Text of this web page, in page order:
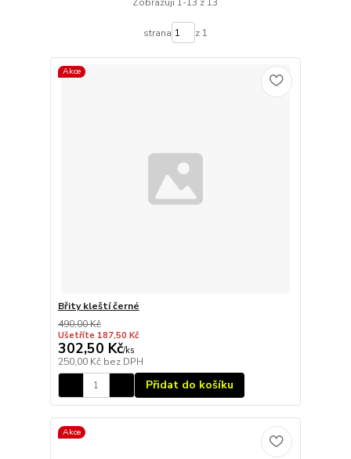
strana z 1
Akce
Břity kleští černé
490,00 Kč
Ušetříte 187,50 Kč
302,50 Kč/ks
250,00 Kč bez DPH
Přidat do košíku
Akce